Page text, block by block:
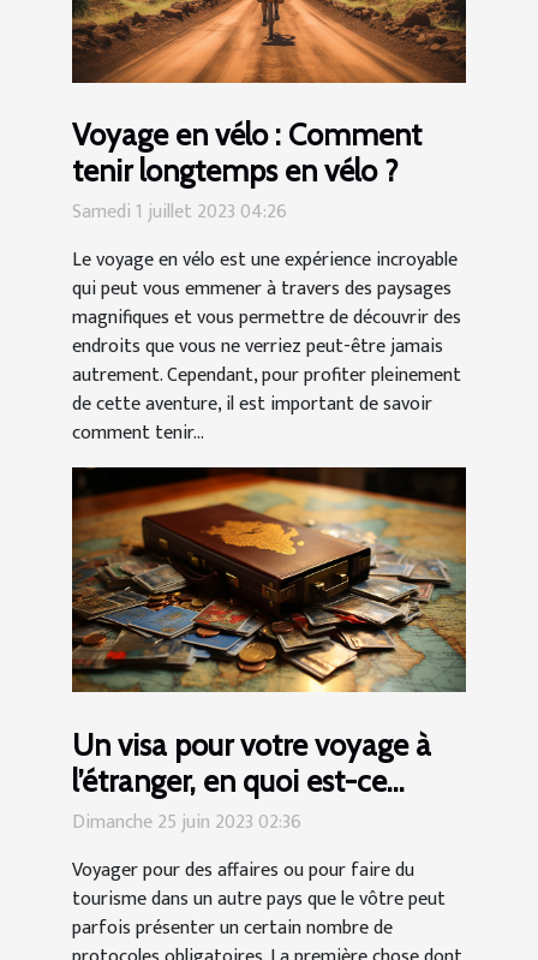
Voyage en vélo : Comment
tenir longtemps en vélo ?
Samedi 1 juillet 2023 04:26
Le voyage en vélo est une expérience incroyable
qui peut vous emmener à travers des paysages
magnifiques et vous permettre de découvrir des
endroits que vous ne verriez peut-être jamais
autrement. Cependant, pour profiter pleinement
de cette aventure, il est important de savoir
comment tenir...
Un visa pour votre voyage à
l’étranger, en quoi est-ce
important ?
Dimanche 25 juin 2023 02:36
Voyager pour des affaires ou pour faire du
tourisme dans un autre pays que le vôtre peut
parfois présenter un certain nombre de